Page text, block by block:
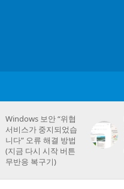
Windows 보안 “위협
서비스가 중지되었습
니다” 오류 해결 방법
(지금 다시 시작 버튼
무반응 복구기)